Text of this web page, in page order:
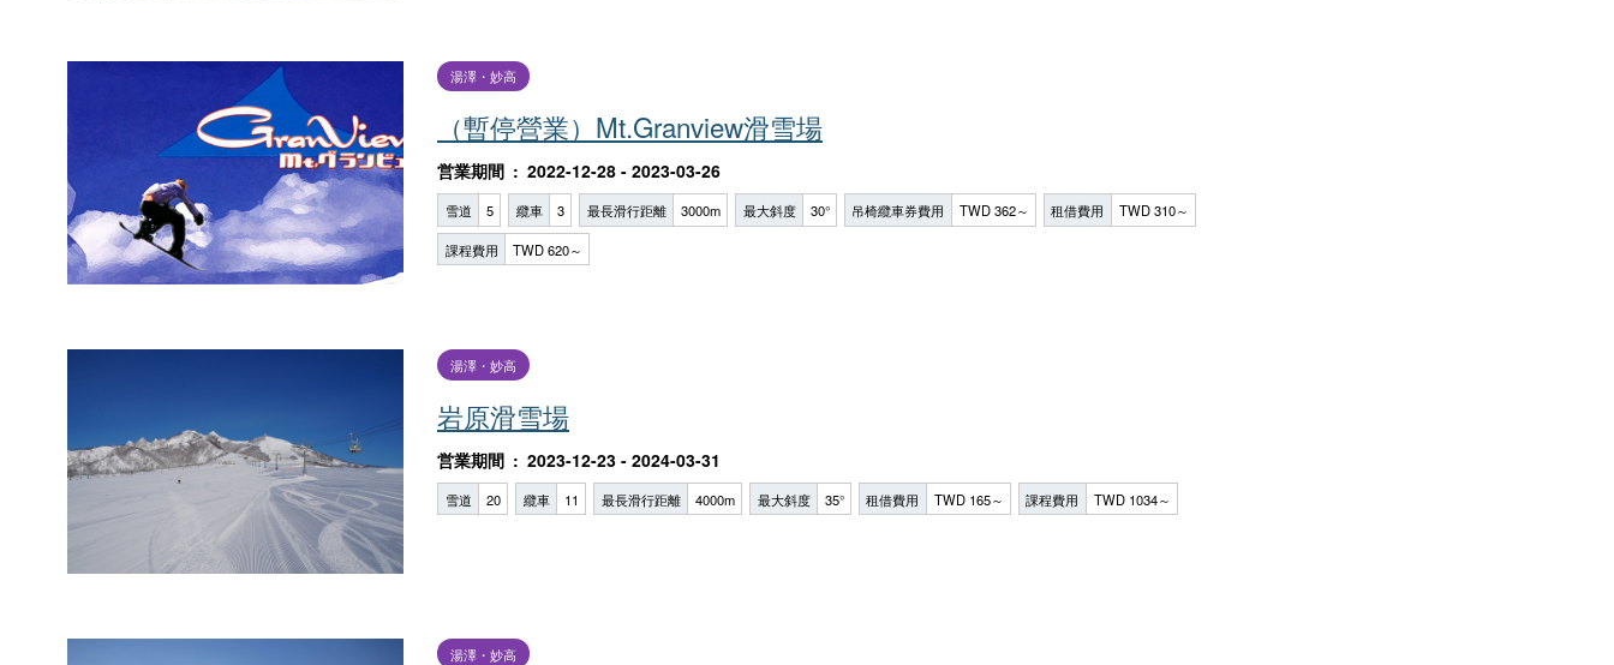
（暫停營業）Mt.Granview滑雪場
湯澤・妙高
営業期間 2022-12-28 - 2023-03-26
雪道 5 纜車 3 最長滑行距離 3000m 最大斜度 30° 吊椅纜車券費用 TWD 362～ 租借費用 TWD 310～
課程費用 TWD 620～
岩原滑雪場
湯澤・妙高
営業期間 2023-12-23 - 2024-03-31
雪道 20 纜車 11 最長滑行距離 4000m 最大斜度 35° 租借費用 TWD 165～ 課程費用 TWD 1034～
湯澤・妙高